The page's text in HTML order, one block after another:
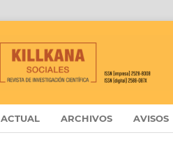
ACTUAL ARCHIVOS AVISOS